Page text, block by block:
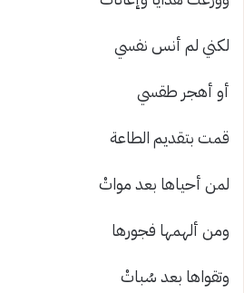
لكني لم أنس نفسي
أو أهجر طقسي
قمت بتقديم الطاعة
لمن أحياها بعد مواتْ
ومن ألهمها فجورها
وتقواها بعد سُباتْ